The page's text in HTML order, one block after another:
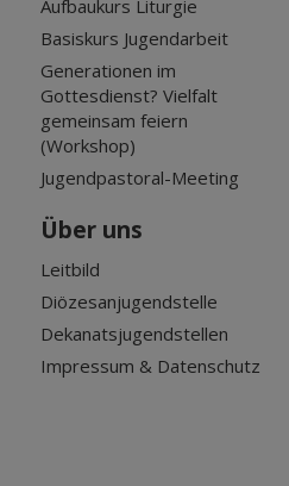
Aufbaukurs Liturgie
Basiskurs Jugendarbeit
Generationen im
Gottesdienst? Vielfalt
gemeinsam feiern
(Workshop)
Jugendpastoral-Meeting
Über uns
Leitbild
Diözesanjugendstelle
Dekanatsjugendstellen
Impressum & Datenschutz